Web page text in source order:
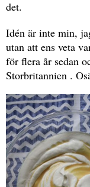
det.
Idén är inte min,
utan att ens veta
för flera år sedan
Storbritannien .